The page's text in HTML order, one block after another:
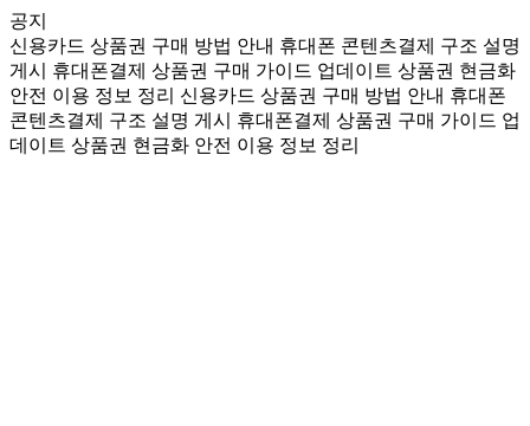
공지
신용카드 상품권 구매 방법 안내 휴대폰 콘텐츠결제 구조 설명
게시
휴대폰결제 상품권 구매 가이드 업데이트 상품권 현금화
안전 이용 정보 정리 신용카드 상품권 구매 방법 안내 휴대폰
콘텐츠결제 구조 설명 게시
휴대폰결제 상품권 구매 가이드 업
데이트 상품권 현금화 안전 이용 정보 정리